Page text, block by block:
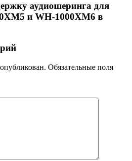
аудиошеринга для
и WH-1000XM6 в
Обязательные поля